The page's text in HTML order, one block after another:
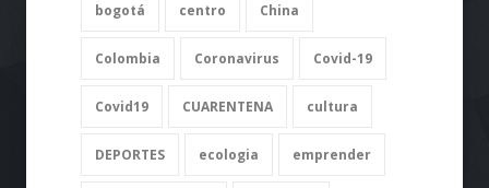
bogotá centro China
Colombia Coronavirus Covid-19
Covid19 CUARENTENA cultura
DEPORTES ecologia emprender